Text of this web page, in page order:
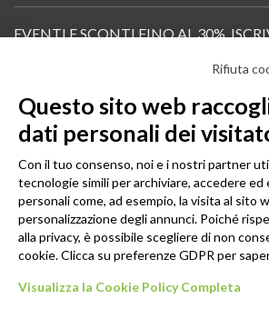
EVENTI E SCONTI FINO AL 30%.
Scopri in anteprima i nuovi prodotti, le promozioni
Iscrivi alla Newsletter
SEGUICI
Rifiuta
Questo sito web
dati personali dei
Con il tuo consenso, noi e i nostri partner
tecnologie simili per archiviare, accedere ed
personali come, ad esempio, la visita al sito
personalizzazione degli annunci. Poiché
alla privacy, è possibile scegliere di non
cookie. Clicca su preferenze GDPR per
Visualizza la Cookie Policy Completa